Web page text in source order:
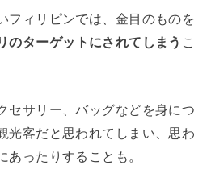
フィリピンでは、金目のものを
のターゲットにされてしまう こ
セサリー、バッグなどを身につ
光客だと思われてしまい、思わ
あったりすることも。